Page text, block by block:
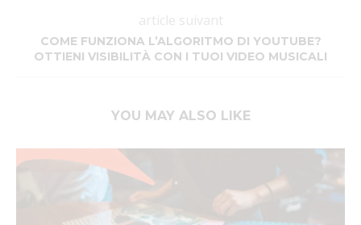
article suivant
COME FUNZIONA L’ALGORITMO DI YOUTUBE?
OTTIENI VISIBILITÀ CON I TUOI VIDEO MUSICALI
YOU MAY ALSO LIKE